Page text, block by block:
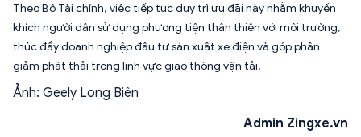
Theo Bộ Tài chính, việc tiếp tục duy trì ưu đãi này nhằm khuyến
khích người dân sử dụng phương tiện thân thiện với môi trường,
thúc đẩy doanh nghiệp đầu tư sản xuất xe điện và góp phần
giảm phát thải trong lĩnh vực giao thông vận tải.
Ảnh: Geely Long Biên
Admin Zingxe.vn